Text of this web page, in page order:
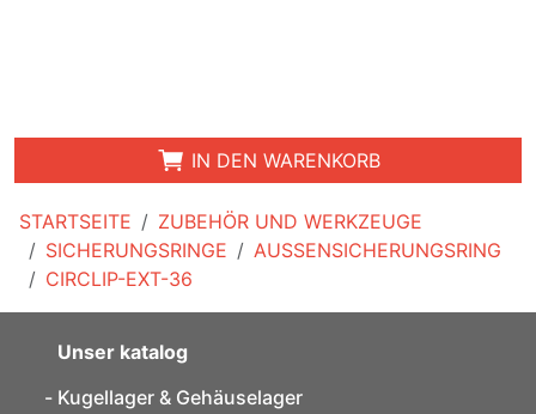
STARTSEITE
ZUBEHÖR UND WERKZEUGE
SICHERUNGSRINGE
AUSSENSICHERUNGSRING
CIRCLIP-EXT-36
IN DEN WARENKORB
Unser katalog
Kugellager & Gehäuselager